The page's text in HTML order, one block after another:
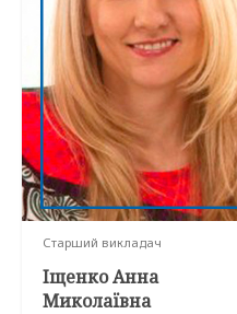
Старший викладач
Іщенко Анна
Миколаївна